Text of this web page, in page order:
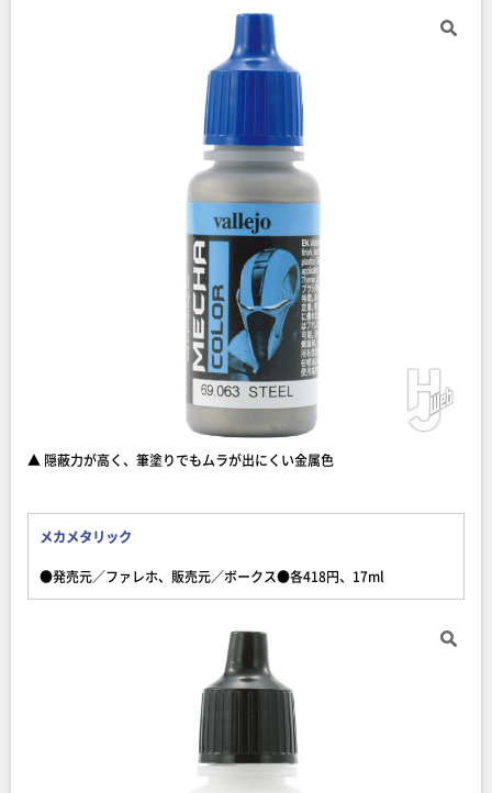
▲ 隠蔽力が高く、筆塗りでもムラが出にくい金属色
メカメタリック
●発売元／ファレホ、販売元／ボークス●各418円、17ml